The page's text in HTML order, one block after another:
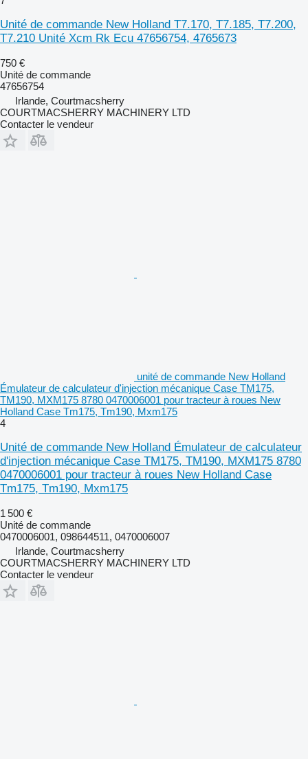
Unité de commande New Holland T7.170, T7.185, T7.200,
T7.210 Unité Xcm Rk Ecu 47656754, 4765673
750 €
Unité de commande
47656754
Irlande, Courtmacsherry
COURTMACSHERRY MACHINERY LTD
Contacter le vendeur
unité de commande New Holland
Émulateur de calculateur d'injection mécanique Case TM175,
TM190, MXM175 8780 0470006001 pour tracteur à roues New
Holland Case Tm175, Tm190, Mxm175
4
Unité de commande New Holland Émulateur de calculateur
d'injection mécanique Case TM175, TM190, MXM175 8780
0470006001 pour tracteur à roues New Holland Case
Tm175, Tm190, Mxm175
1 500 €
Unité de commande
0470006001, 098644511, 0470006007
Irlande, Courtmacsherry
COURTMACSHERRY MACHINERY LTD
Contacter le vendeur